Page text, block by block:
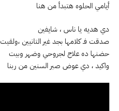
أيامي الحلوه هتبدأ من هنا
دي هديه يا ناس ، شايفين
صدقت فـ كلامها بجد غير التانيين ،ولقيت
حضنها ده علاج لجروحي وضهر وبيت
واكيد ، دي عوض صبر السنين من ربنا